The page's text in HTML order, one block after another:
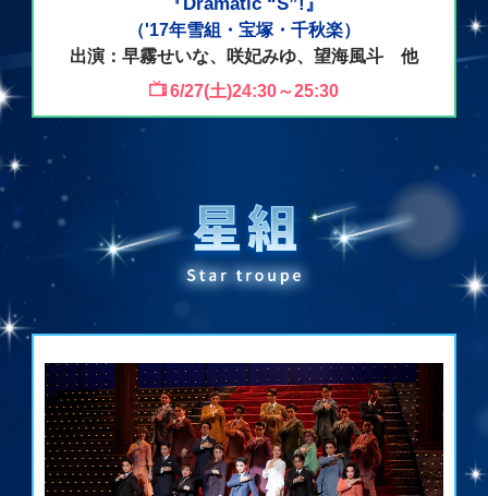
（'17年雪組・宝塚・千秋楽）
出演：早霧せいな、咲妃みゆ、望海風斗 他
6/27(土)24:30～25:30